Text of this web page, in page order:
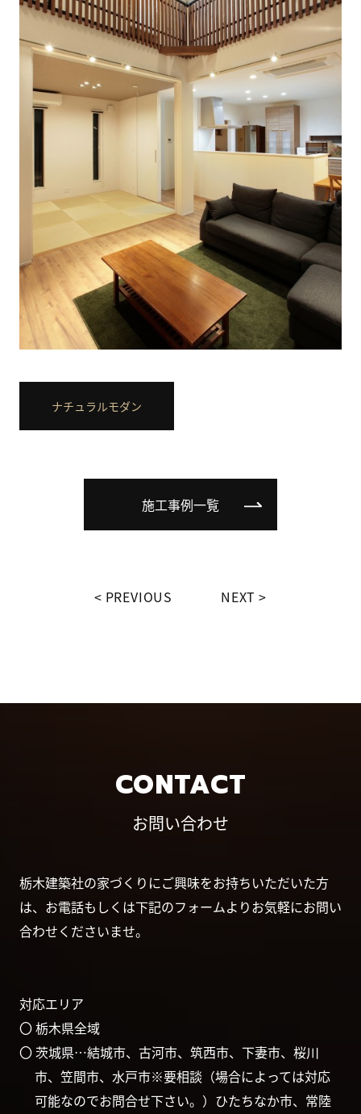
ナチュラルモダン
施工事例一覧
PREVIOUS NEXT
CONTACT
お問い合わせ
栃木建築社の家づくりにご興味をお持ちいただいた方
は、お電話もしくは下記のフォームよりお気軽にお問い
合わせくださいませ。
対応エリア
〇 栃木県全域
〇 茨城県…結城市、古河市、筑西市、下妻市、桜川
市、笠間市、水戸市※要相談（場合によっては対応
可能なのでお問合せ下さい。）ひたちなか市、常陸